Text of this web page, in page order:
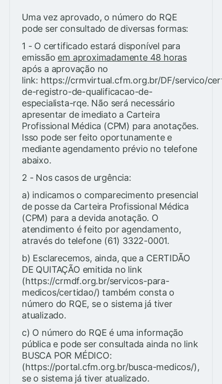
Uma vez aprovado, o número do RQE
pode ser consultado de diversas formas:
1 - O certificado estará disponível para
emissão em aproximadamente 48 horas
após a aprovação no
link: https://crmvirtual.cfm.org.br/DF/servico/
de-registro-de-qualificacao-de-
especialista-rqe. Não será necessário
apresentar de imediato a Carteira
Profissional Médica (CPM) para anotações.
Isso pode ser feito oportunamente e
mediante agendamento prévio no telefone
abaixo.
2 - Nos casos de urgência:
a) indicamos o comparecimento presencial
de posse da Carteira Profissional Médica
(CPM) para a devida anotação. O
atendimento é feito por agendamento,
através do telefone (61) 3322-0001.
b) Esclarecemos, ainda, que a CERTIDÃO
DE QUITAÇÃO emitida no link
(https://crmdf.org.br/servicos-para-
medicos/certidao/) também consta o
número do RQE, se o sistema já tiver
atualizado.
c) O número do RQE é uma informação
pública e pode ser consultada ainda no link
BUSCA POR MÉDICO:
(https://portal.cfm.org.br/busca-medicos/),
se o sistema já tiver atualizado.